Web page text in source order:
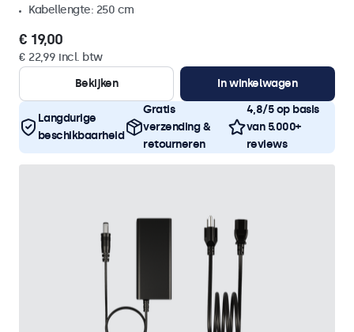
Kabellengte: 250 cm
€ 19,00
€ 22,99 incl. btw
Bekijken
In winkelwagen
Langdurige
beschikbaarheid
Gratis
verzending &
retourneren
4,8/5 op basis
van 5.000+
reviews